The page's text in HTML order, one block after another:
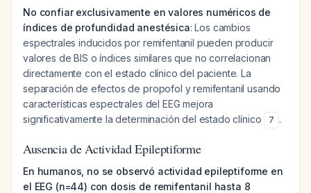
No confiar exclusivamente en valores numéricos de
índices de profundidad anestésica: Los cambios
espectrales inducidos por remifentanil pueden producir
valores de BIS o índices similares que no correlacionan
directamente con el estado clínico del paciente. La
separación de efectos de propofol y remifentanil usando
características espectrales del EEG mejora
significativamente la determinación del estado clínico
7 .
Ausencia de Actividad Epileptiforme
En humanos, no se observó actividad epileptiforme en
el EEG (n=44) con dosis de remifentanil hasta 8